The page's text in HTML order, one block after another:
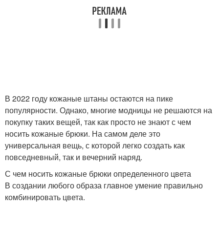
В 2022 году кожаные штаны остаются на пике
популярности. Однако, многие модницы не решаются на
покупку таких вещей, так как просто не знают с чем
носить кожаные брюки. На самом деле это
универсальная вещь, с которой легко создать как
повседневный, так и вечерний наряд.
С чем носить кожаные брюки определенного цвета
В создании любого образа главное умение правильно
комбинировать цвета.